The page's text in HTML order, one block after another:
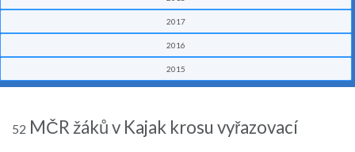
2017
2016
2015
52 MČR žáků v Kajak krosu vyřazovací